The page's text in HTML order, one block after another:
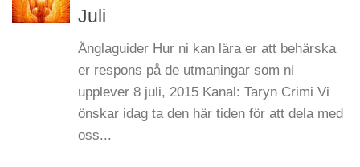
Juli
Änglaguider Hur ni kan lära er att behärska
er respons på de utmaningar som ni
upplever 8 juli, 2015 Kanal: Taryn Crimi Vi
önskar idag ta den här tiden för att dela med
oss...